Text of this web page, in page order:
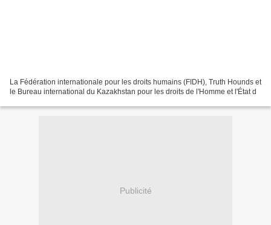
La Fédération internationale pour les droits humains (FIDH), Truth Hounds et
le Bureau international du Kazakhstan pour les droits de l'Homme et l'État d
Publicité